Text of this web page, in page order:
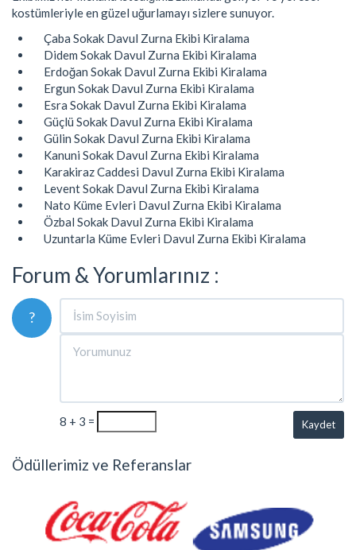
kostümleriyle en güzel uğurlamayı sizlere sunuyor.
Çaba Sokak Davul Zurna Ekibi Kiralama
Didem Sokak Davul Zurna Ekibi Kiralama
Erdoğan Sokak Davul Zurna Ekibi Kiralama
Ergun Sokak Davul Zurna Ekibi Kiralama
Esra Sokak Davul Zurna Ekibi Kiralama
Güçlü Sokak Davul Zurna Ekibi Kiralama
Gülin Sokak Davul Zurna Ekibi Kiralama
Kanuni Sokak Davul Zurna Ekibi Kiralama
Karakiraz Caddesi Davul Zurna Ekibi Kiralama
Levent Sokak Davul Zurna Ekibi Kiralama
Nato Küme Evleri Davul Zurna Ekibi Kiralama
Özbal Sokak Davul Zurna Ekibi Kiralama
Uzuntarla Küme Evleri Davul Zurna Ekibi Kiralama
Forum & Yorumlarınız :
?
8 + 3 = Kaydet
Ödüllerimiz ve Referanslar